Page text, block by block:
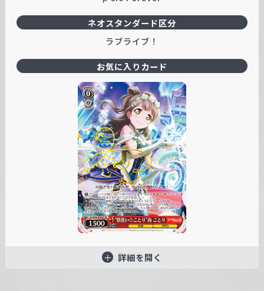
ネオスタンダード区分
ラブライブ！
お気に入りカード
詳細を開く